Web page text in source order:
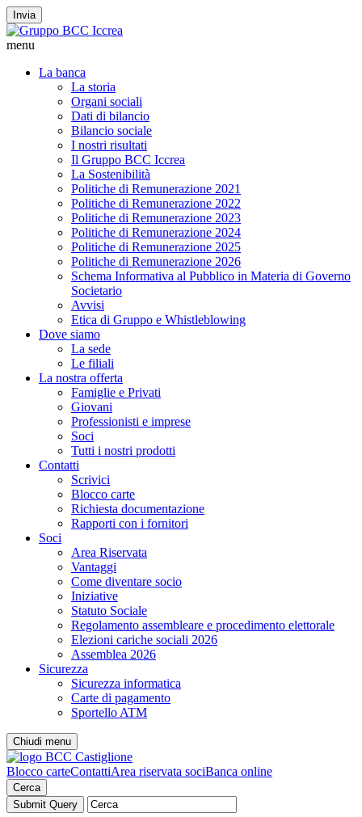
Invia
menu
La banca
La storia
Organi sociali
Dati di bilancio
Bilancio sociale
I nostri risultati
Il Gruppo BCC Iccrea
La Sostenibilità
Politiche di Remunerazione 2021
Politiche di Remunerazione 2022
Politiche di Remunerazione 2023
Politiche di Remunerazione 2024
Politiche di Remunerazione 2025
Politiche di Remunerazione 2026
Schema Informativa al Pubblico in Materia di Governo
Societario
Avvisi
Etica di Gruppo e Whistleblowing
Dove siamo
La sede
Le filiali
La nostra offerta
Famiglie e Privati
Giovani
Professionisti e imprese
Soci
Tutti i nostri prodotti
Contatti
Scrivici
Blocco carte
Richiesta documentazione
Rapporti con i fornitori
Soci
Area Riservata
Vantaggi
Come diventare socio
Iniziative
Statuto Sociale
Regolamento assembleare e procedimento elettorale
Elezioni cariche sociali 2026
Assemblea 2026
Sicurezza
Sicurezza informatica
Carte di pagamento
Sportello ATM
Chiudi menu
Blocco carteContattiArea riservata sociBanca online
Cerca